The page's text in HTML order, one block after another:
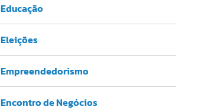
Educação
Eleições
Empreendedorismo
Encontro de Negócios